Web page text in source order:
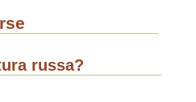
russa?